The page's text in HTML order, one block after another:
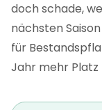
doch schade,
nächsten
für
Jahr mehr Platz